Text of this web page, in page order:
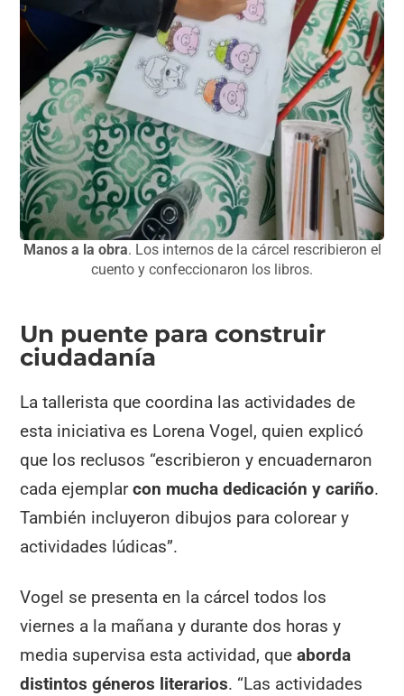
Manos a la obra. Los internos de la cárcel rescribieron el
cuento y confeccionaron los libros.
Un puente para construir
ciudadanía
La tallerista que coordina las actividades de
esta iniciativa es Lorena Vogel, quien explicó
que los reclusos “escribieron y encuadernaron
cada ejemplarcon mucha dedicación y cariño.
También incluyeron dibujos para colorear y
actividades lúdicas”.
Vogel se presenta en la cárcel todos los
viernes a la mañana y durante dos horas y
media supervisa esta actividad, queaborda
distintos géneros literarios. “Las actividades